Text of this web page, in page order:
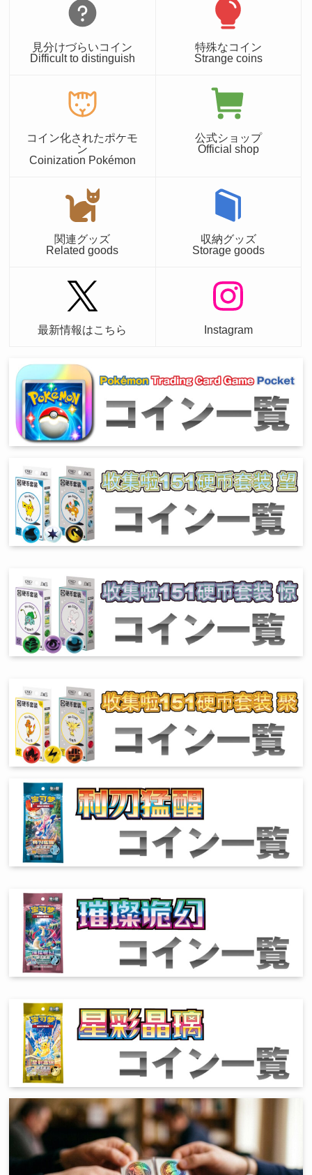
見分けづらいコイン
Difficult to distinguish
特殊なコイン
Strange coins
コイン化されたポケモ
ン
Coinization Pokémon
公式ショップ
Official shop
関連グッズ
Related goods
収納グッズ
Storage goods
最新情報はこちら Instagram